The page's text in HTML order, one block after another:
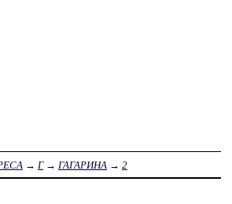
→ Г→ ГАГАРИНА → 2